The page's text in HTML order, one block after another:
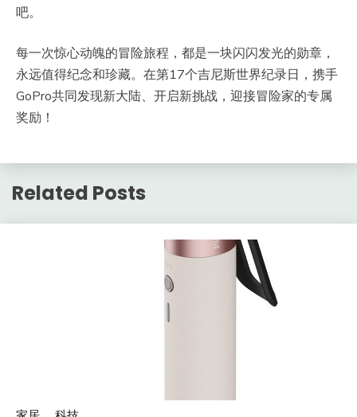
吧。
每一次惊心动魄的冒险旅程，都是一块闪闪发光的勋章，
永远值得纪念和珍藏。在第17个吉尼斯世界纪录日，携手
GoPro共同发现新大陆、开启新挑战，迎接冒险家的专属
奖励！
Related Posts